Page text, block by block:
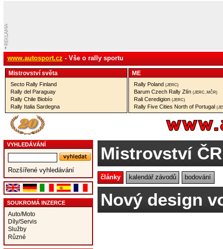
www.autosport.cz - Vše o rally sportu
Mistrovství­ světa
Secto Rally Finland
Rally del Paraguay
Rally Chile Biobío
Rally Italia Sardegna
ME
Rally Poland (JERC)
Barum Czech Rally Zlín (JERC, MČR)
Rali Ceredigion (JERC)
Rally Five Cities North of Portugal
VYHLEDÁVÁNÍ
Rozšířené vyhledávání
SOUKROMÁ INZERCE
Auto/Moto
Díly/Servis
Služby
Různé
Mistrovství
články kalendář závodů bodování
Nový design